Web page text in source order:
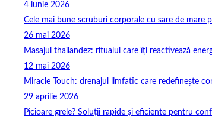
4 iunie 2026
Cele mai bune scruburi corporale cu sare de mare
26 mai 2026
Masajul thailandez: ritualul care îți reactivează
12 mai 2026
Miracle Touch: drenajul limfatic care redefinește
29 aprilie 2026
Picioare grele? Soluții rapide și eficiente pentru